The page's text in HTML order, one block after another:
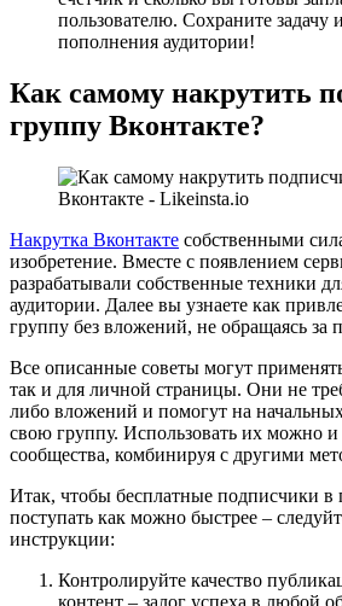
пользователю. Сохраните задачу
пополнения аудитории!
Как самому накрутить
группу Вконтакте?
Накрутка Вконтакте собственными
изобретение. Вместе с появлением
разрабатывали собственные техники
аудитории. Далее вы узнаете как
группу без вложений, не обращаясь за
Все описанные советы могут
так и для личной страницы. Они не
либо вложений и помогут на
свою группу. Использовать их можно и
сообщества, комбинируя с другими
Итак, чтобы бесплатные подписчики в
поступать как можно быстрее –
инструкции:
Контролируйте качество
контент – залог успеха в любой